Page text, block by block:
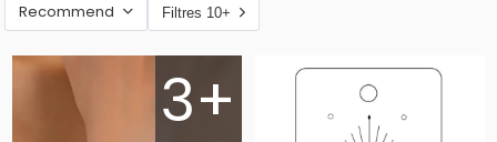
Recommend Filtres 10+
3+